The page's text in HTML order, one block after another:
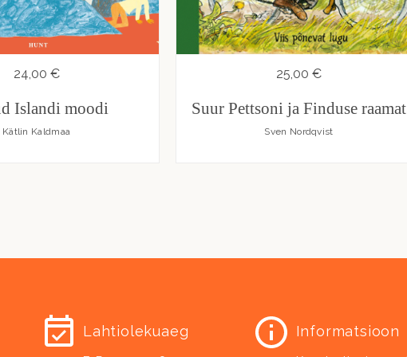
24,00 €
Islandi moodi
Kätlin Kaldmaa
25,00 €
Suur Pettsoni ja Finduse raamat
Sven Nordqvist
Lahtiolekuaeg Informatsioon